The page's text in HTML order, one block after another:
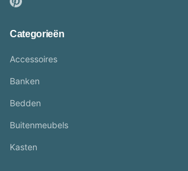
Categorieën
Accessoires
Banken
Bedden
Buitenmeubels
Kasten